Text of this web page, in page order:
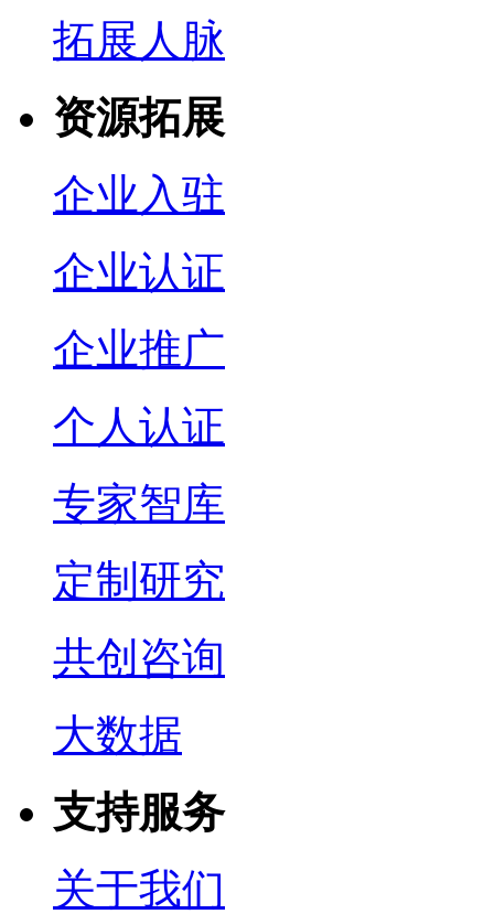
拓展人脉
资源拓展
企业入驻
企业认证
企业推广
个人认证
专家智库
定制研究
共创咨询
大数据
支持服务
关于我们